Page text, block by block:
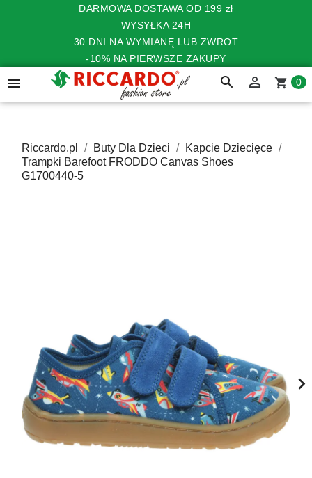
DARMOWA DOSTAWA OD 199 zł
WYSYŁKA 24H
30 DNI NA WYMIANĘ LUB ZWROT
-10% NA PIERWSZE ZAKUPY
 search  shopping_cart 0
Riccardo.pl Buty Dla Dzieci
Kapcie Dziecięce
Trampki Barefoot FRODDO Canvas Shoes
G1700440-5
